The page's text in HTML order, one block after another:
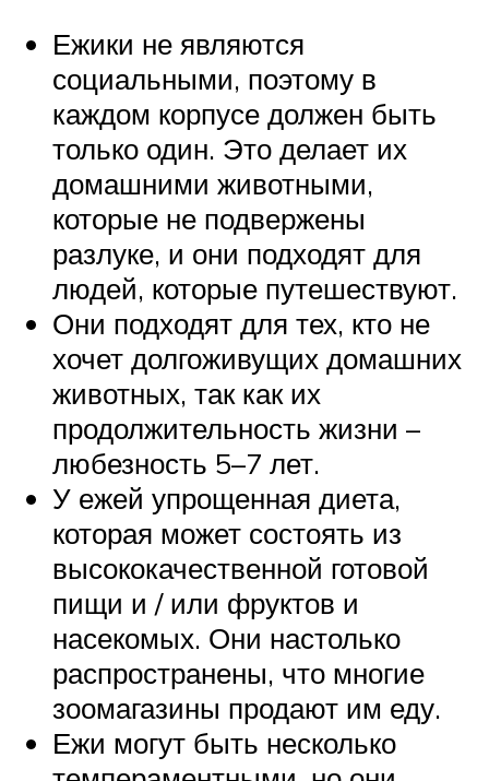
Ежики не являются
социальными, поэтому в
каждом корпусе должен быть
только один. Это делает их
домашними животными,
которые не подвержены
разлуке, и они подходят для
людей, которые путешествуют.
Они подходят для тех, кто не
хочет долгоживущих домашних
животных, так как их
продолжительность жизни –
любезность 5–7 лет.
У ежей упрощенная диета,
которая может состоять из
высококачественной готовой
пищи и / или фруктов и
насекомых. Они настолько
распространены, что многие
зоомагазины продают им еду.
Ежи могут быть несколько